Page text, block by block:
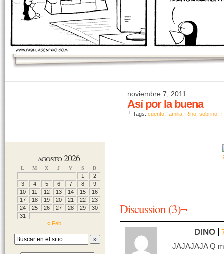
noviembre 7, 2011
Así por la buena
└ Tags: cuento familia Rino sobrino
agosto 2026
L M X J V S D
1
2
3
4 5 6 7 8
9
10
11 12 13 14 15
16
17
18 19 20 21 22
23
24
25 26 27 28 29
30
31
« Feb
Discussion (3)¬
DINO
JAJAJAJA Q